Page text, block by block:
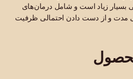
بسیار زیاد است و شامل درمان‌های
مدت و از دست دادن احتمالی ظرفیت